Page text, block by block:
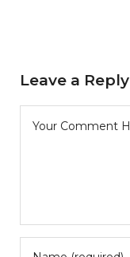
Leave a Reply